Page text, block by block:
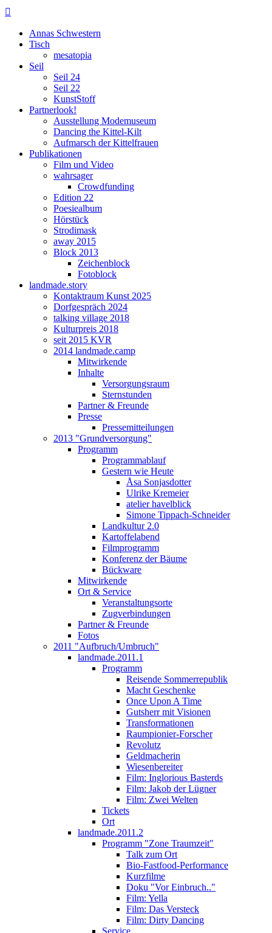

Annas Schwestern
Tisch
mesatopia
Seil
Seil 24
Seil 22
KunstStoff
Partnerlook!
Ausstellung Modemuseum
Dancing the Kittel-Kilt
Aufmarsch der Kittelfrauen
Publikationen
Film und Video
wahrsager
Crowdfunding
Edition 22
Poesiealbum
Hörstück
Strodimask
away 2015
Block 2013
Zeichenblock
Fotoblock
landmade.story
Kontaktraum Kunst 2025
Dorfgespräch 2024
talking village 2018
Kulturpreis 2018
seit 2015 KVR
2014 landmade.camp
Mitwirkende
Inhalte
Versorgungsraum
Sternstunden
Partner & Freunde
Presse
Pressemitteilungen
2013 "Grundversorgung"
Programm
Programmablauf
Gestern wie Heute
Åsa Sonjasdotter
Ulrike Kremeier
atelier havelblick
Simone Tippach-Schneider
Landkultur 2.0
Kartoffelabend
Filmprogramm
Konferenz der Bäume
Bückware
Mitwirkende
Ort & Service
Veranstaltungsorte
Zugverbindungen
Partner & Freunde
Fotos
2011 "Aufbruch/Umbruch"
landmade.2011.1
Programm
Reisende Sommerrepublik
Macht Geschenke
Once Upon A Time
Gutsherr mit Visionen
Transformationen
Raumpionier-Forscher
Revolutz
Geldmacherin
Wiesenbereiter
Film: Inglorious Basterds
Film: Jakob der Lügner
Film: Zwei Welten
Tickets
Ort
landmade.2011.2
Programm "Zone Traumzeit"
Talk zum Ort
Bio-Fastfood-Performance
Kurzfilme
Doku "Vor Einbruch.."
Film: Yella
Film: Das Versteck
Film: Dirty Dancing
Service